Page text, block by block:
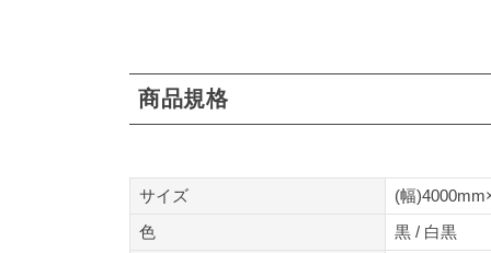
商品規格
サイズ
(幅
色
黒 / 白黒